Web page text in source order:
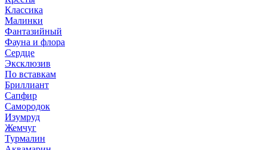
Классика
Малинки
Фантазийный
Фауна и флора
Сердце
Эксклюзив
По вставкам
Бриллиант
Сапфир
Самородок
Изумруд
Жемчуг
Турмалин